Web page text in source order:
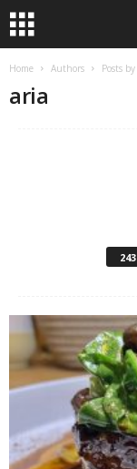
Home Authors Posts
aria